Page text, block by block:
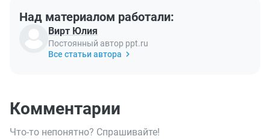
Над материалом работали:
Вирт Юлия
Постоянный автор ppt.ru
Все статьи автора
Комментарии
Что-то непонятно? Спрашивайте!